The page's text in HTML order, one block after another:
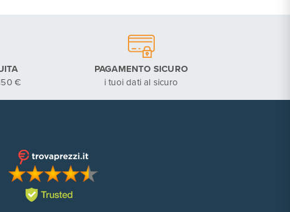
€
PAGAMENTO SICURO
i tuoi dati al sicuro